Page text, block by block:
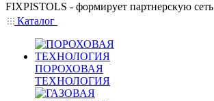
FIXPISTOLS - формирует партнерскую сеть
Каталог
ПОРОХОВАЯ
ТЕХНОЛОГИЯ